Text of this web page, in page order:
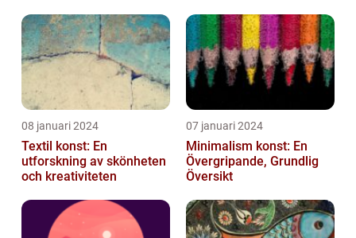
08 januari 2024
Textil konst: En
utforskning av skönheten
och kreativiteten
07 januari 2024
Minimalism konst: En
Övergripande, Grundlig
Översikt